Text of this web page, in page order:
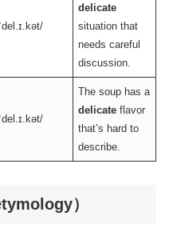
delicate
situation that
needs careful
discussion.
The soup has a
delicate flavor
that’s hard to
describe.
）